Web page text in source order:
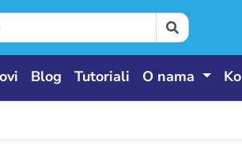
Blog Tutoriali O nama